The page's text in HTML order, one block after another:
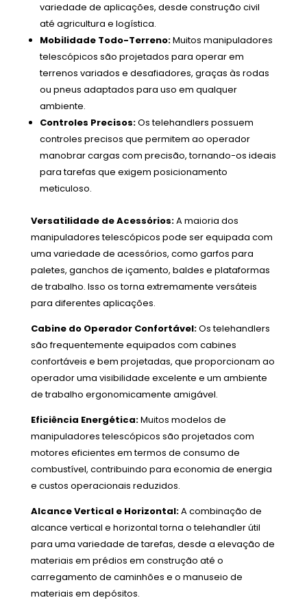
variedade de aplicações, desde construção civil
até agricultura e logística.
Mobilidade Todo-Terreno:Muitos manipuladores
telescópicos são projetados para operar em
terrenos variados e desafiadores, graças às rodas
ou pneus adaptados para uso em qualquer
ambiente.
Controles Precisos:Os telehandlers possuem
controles precisos que permitem ao operador
manobrar cargas com precisão, tornando-os ideais
para tarefas que exigem posicionamento
meticuloso.
Versatilidade de Acessórios:A maioria dos
manipuladores telescópicos pode ser equipada com
uma variedade de acessórios, como garfos para
paletes, ganchos de içamento, baldes e plataformas
de trabalho. Isso os torna extremamente versáteis
para diferentes aplicações.
Cabine do Operador Confortável:Os telehandlers
são frequentemente equipados com cabines
confortáveis e bem projetadas, que proporcionam ao
operador uma visibilidade excelente e um ambiente
de trabalho ergonomicamente amigável.
Eficiência Energética:Muitos modelos de
manipuladores telescópicos são projetados com
motores eficientes em termos de consumo de
combustível, contribuindo para economia de energia
e custos operacionais reduzidos.
Alcance Vertical e Horizontal:A combinação de
alcance vertical e horizontal torna o telehandler útil
para uma variedade de tarefas, desde a elevação de
materiais em prédios em construção até o
carregamento de caminhões e o manuseio de
materiais em depósitos.